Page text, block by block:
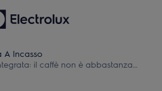
A Incasso
il caffè non è abbastanza